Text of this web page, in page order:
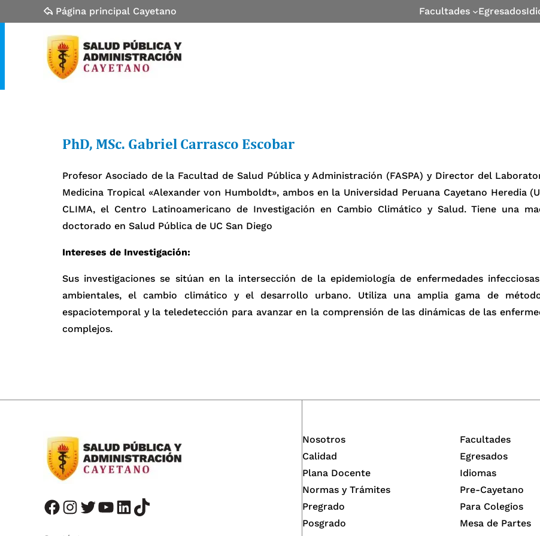
Página principal Cayetano Facultades Egresados
PhD, MSc. Gabriel Carrasco Escobar
Profesor Asociado de la Facultad de Salud Pública y Administración (FASPA) y Director del
Medicina Tropical «Alexander von Humboldt», ambos en la Universidad Peruana Cayetano Heredia
CLIMA, el Centro Latinoamericano de Investigación en Cambio Climático y Salud. Tiene una
doctorado en Salud Pública de UC San Diego
Intereses de Investigación:
Sus investigaciones se sitúan en la intersección de la epidemiología de enfermedades
ambientales, el cambio climático y el desarrollo urbano. Utiliza una amplia gama de
espaciotemporal y la teledetección para avanzar en la comprensión de las dinámicas de las
complejos.
facebook instagram twitter youtube LinkedIn TikTok
Nosotros
Calidad
Plana Docente
Normas y Trámites
Pregrado
Posgrado
Facultades
Egresados
Idiomas
Pre-Cayetano
Para Colegios
Mesa de Partes